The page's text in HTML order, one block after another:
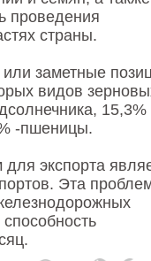
проведения
страны.
заметные
видов
15,3%
-пшеницы.
экспорта
Эта